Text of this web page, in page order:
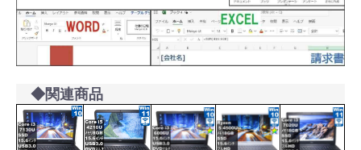
◆関連商品